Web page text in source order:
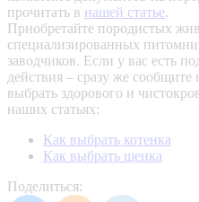
прочитать в нашей статье.
Приобретайте породистых
специализированных
заводчиков. Если у вас есть
действия – сразу же сообщите
выбрать здорового и
наших статьях:
Как выбрать котенка
Как выбрать щенка
Поделиться: